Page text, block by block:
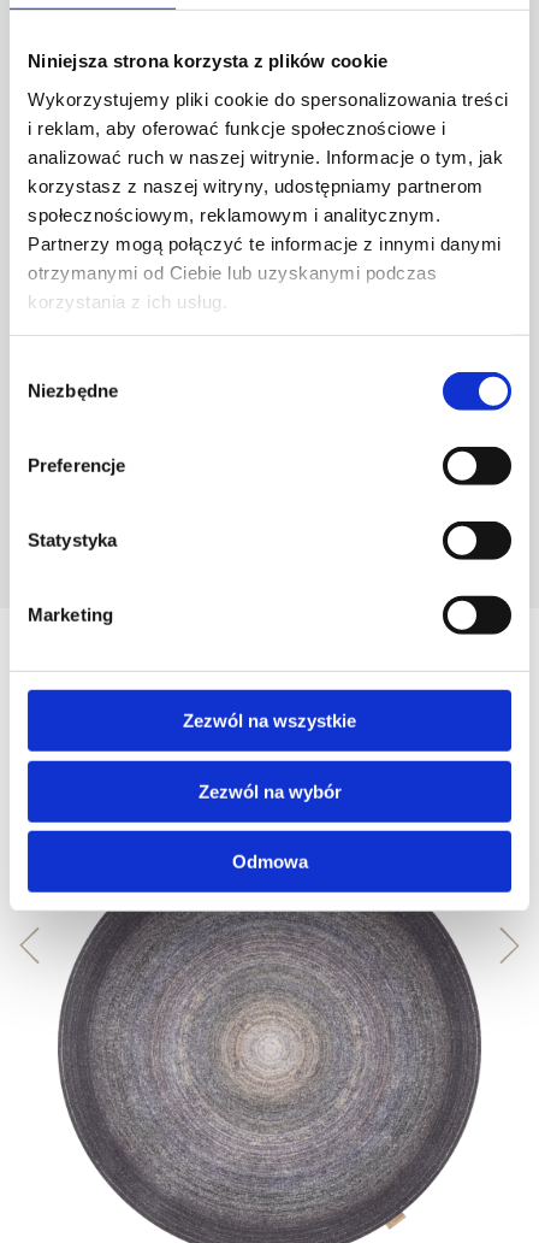
Niniejsza strona korzysta z plików cookie
Wykorzystujemy pliki cookie do spersonalizowania treści
i reklam, aby oferować funkcje społecznościowe i
analizować ruch w naszej witrynie. Informacje o tym, jak
korzystasz z naszej witryny, udostępniamy partnerom
społecznościowym, reklamowym i analitycznym.
Partnerzy mogą połączyć te informacje z innymi danymi
otrzymanymi od Ciebie lub uzyskanymi podczas
korzystania z ich usług.
zgody
Niezbędne
Preferencje
Statystyka
Marketing
Zezwól na wszystkie
Zezwól na wybór
Odmowa
Dział Wzornictwa Agnelli
POZNAJ PROJEKTANTA
Podobne produkty